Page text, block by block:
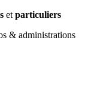
et particuliers
& administrations